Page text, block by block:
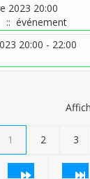
2023 20:00
:: événement
20:00 - 22:00
1 2 3